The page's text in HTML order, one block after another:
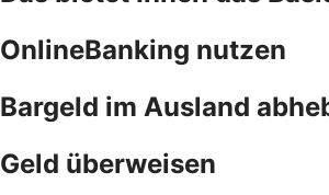
OnlineBanking nutzen
Bargeld im Ausland
Geld überweisen